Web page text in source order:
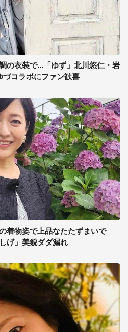
の衣装で...「ゆず」北川悠仁・岩
コラボにファン歓喜
着物姿で上品なたたずまいで
げ」美貌ダダ漏れ